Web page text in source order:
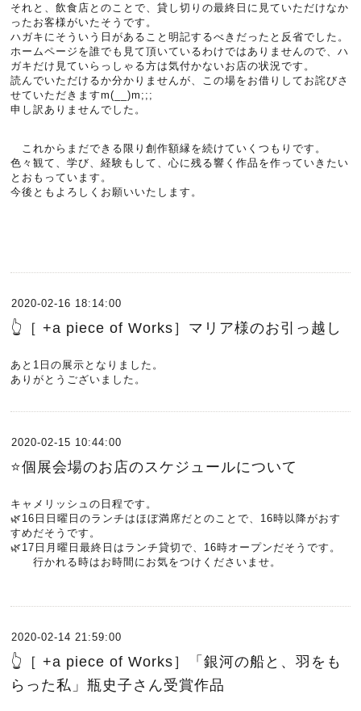
それと、飲食店とのことで、貸し切りの最終日に見ていただけなか
ったお客様がいたそうです。
ハガキにそういう日があること明記するべきだったと反省でした。
ホームページを誰でも見て頂いているわけではありませんので、ハ
ガキだけ見ていらっしゃる方は気付かないお店の状況です。
読んでいただけるか分かりませんが、この場をお借りしてお詫びさ
せていただきますm(__)m;;;
申し訳ありませんでした。
これからまだできる限り創作額縁を続けていくつもりです。
色々観て、学び、経験もして、心に残る響く作品を作っていきたい
とおもっています。
今後ともよろしくお願いいたします。
2020-02-16 18:14:00
👆［ +a piece of Works］マリア様のお引っ越し
あと1日の展示となりました。
ありがとうございました。
2020-02-15 10:44:00
⭐️個展会場のお店のスケジュールについて
キャメリッシュの日程です。
🌿16日日曜日のランチはほぼ満席だとのことで、16時以降がおす
すめだそうです。
🌿17日月曜日最終日はランチ貸切で、16時オープンだそうです。
行かれる時はお時間にお気をつけくださいませ。
2020-02-14 21:59:00
👆［ +a piece of Works］「銀河の船と、羽をも
らった私」瓶史子さん受賞作品